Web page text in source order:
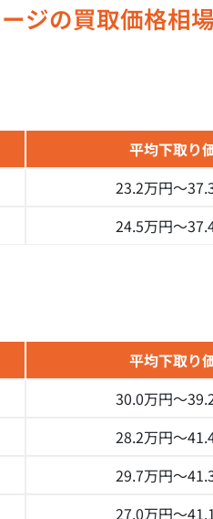
ジの買取価格相
平均下取り
23.2万円～
24.5万円～
平均下取り
30.0万円～
28.2万円～
29.7万円～
27.0万円～